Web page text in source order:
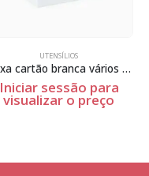
UTENSÍLIOS
Caixa cartão branca vários tamanhos
Iniciar sessão para
visualizar o preço